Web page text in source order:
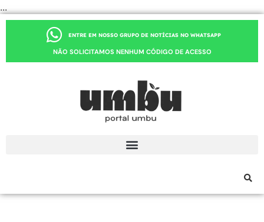
...
ENTRE EM NOSSO GRUPO DE NOTÍCIAS NO WHATSAPP
NÃO SOLICITAMOS NENHUM CÓDIGO DE ACESSO